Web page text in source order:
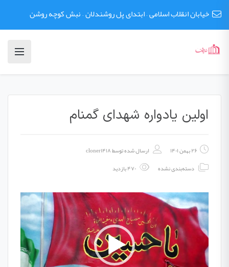
خیابان انقلاب اسلامی – ابتدای پل روشندلان – نبش کوچه روشن
اولین یادواره شهدای گمنام
۲۶ بهمن ۱۴۰۱ ارسال شده توسطcloner۱۴۱۸
دسته‌بندی نشده
نمایشگر
ویدیو